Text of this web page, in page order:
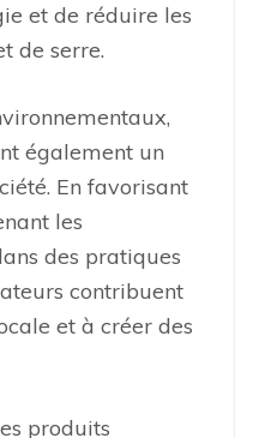
et de réduire les
de serre.
également un
En favorisant
les
des pratiques
contribuent
et à créer des
produits